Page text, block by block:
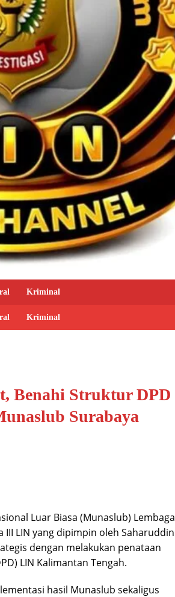
Kriminal
Kriminal
Benahi Struktur DPD
Surabaya
Luar Biasa (Munaslub) Lembaga
III LIN yang dipimpin oleh Saharuddin
dengan melakukan penataan
LIN Kalimantan Tengah.
hasil Munaslub sekaligus